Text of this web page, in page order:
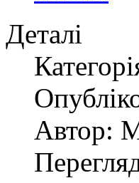
Деталі
Автор: